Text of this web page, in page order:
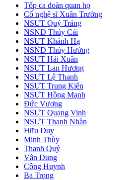
Tốp ca đoàn quan họ
Cố nghệ sĩ Xuân Trường
NSƯT Quý Tráng
NSND Thúy Cải
NSƯT Khánh Hạ
NSND Thúy Hường
NSƯT Hải Xuân
NSƯT Lan Hương
NSƯT Lệ Thanh
NSƯT Trung Kiên
NSƯT Hồng Mạnh
Đức Vương
NSƯT Quang Vinh
NSƯT Thanh Nhàn
Hữu Duy
Minh Thùy
Thanh Quý
Vân Dung
Công Huynh
Ba Trọng